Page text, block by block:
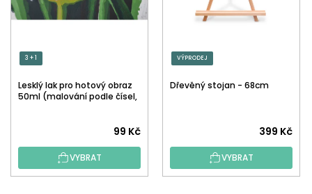
3 + 1
Lesklý lak pro hotový obraz
50ml (malování podle čísel,
hodnocení
produktu
je
99 Kč
VYBRAT
VÝPRODEJ
Dřevěný stojan - 68cm
399 Kč
VYBRAT